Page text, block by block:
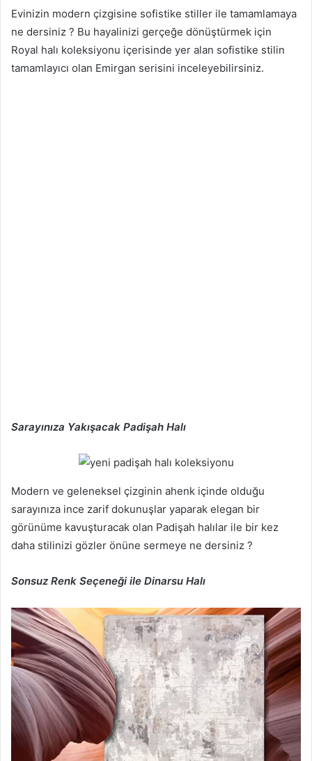
Evinizin modern çizgisine sofistike stiller ile tamamlamaya
ne dersiniz ? Bu hayalinizi gerçeğe dönüştürmek için
Royal halı koleksiyonu içerisinde yer alan sofistike stilin
tamamlayıcı olan Emirgan serisini inceleyebilirsiniz.
Sarayınıza Yakışacak Padişah Halı
Modern ve geleneksel çizginin ahenk içinde olduğu
sarayınıza ince zarif dokunuşlar yaparak elegan bir
görünüme kavuşturacak olan Padişah halılar ile bir kez
daha stilinizi gözler önüne sermeye ne dersiniz ?
Sonsuz Renk Seçeneği ile Dinarsu Halı